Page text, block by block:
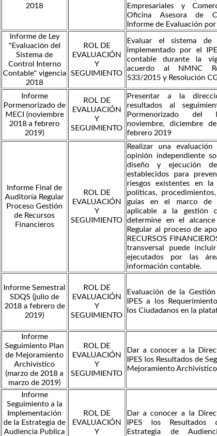
2018
Empresariales y
Oficina Asesora de
Informe de Evaluación
Informe de Ley
"Evaluación del
Sistema de
Control Interno
Contable" vigencia
2018
ROL DE
EVALUACIÓN
Y
SEGUIMIENTO
Evaluar el sistema
implementado por el
contable durante la
acuerdo al NMNC
533/2015 y Resolución
Informe
Pormenorizado de
MECI (noviembre
2018 a febrero
2019)
ROL DE
EVALUACIÓN
Y
SEGUIMIENTO
Presentar a la
resultados al
Pormenorizado del
noviembre, diciembre
febrero 2019
Informe Final de
Auditoría Regular
Proceso Gestión
de Recursos
Financieros
ROL DE
EVALUACIÓN
Y
SEGUIMIENTO
Realizar una
opinión independiente
diseño y ejecución
establecidos para
riesgos existentes en
políticas,
guías en el marco de
aplicable a la gestión
determine en el
Regular al proceso de
RECURSOS
transversal puede
ejecutados por las
información contable.
Informe Semestral
SDQS (julio de
2018 a febrero de
2019)
ROL DE
EVALUACIÓN
Y
SEGUIMIENTO
Evaluación de la
IPES a los
los Ciudadanos en la
Informe
Seguimiento Plan
de Mejoramiento
Archivístico
(marzo de 2018 a
marzo de 2019)
ROL DE
EVALUACIÓN
Y
SEGUIMIENTO
Dar a conocer a la
IPES los Resultados de
Mejoramiento Archivístico
Informe
Seguimiento a la
Implementación
de la Estrategia de
Audiencia Publica
ROL DE
EVALUACIÓN
Y
Dar a conocer a la
IPES los Resultados
Estrategia de